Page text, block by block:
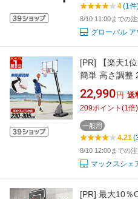
4(1件
8/10 11:00までの
グローバル
[PR]
【楽天1
簡単 高さ調整
式 ミニバス 室
サイズ 足元フ
ール 5号 6号 7
年保証 ★[送料
22,990 円 送
209ポイント (1倍)
一般用
4.21
8/10 12:00までの
マックスシェ
[PR] 最大10％